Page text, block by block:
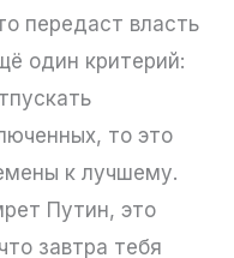
передаст власть
один критерий:
то это
к лучшему.
Путин, это
завтра тебя